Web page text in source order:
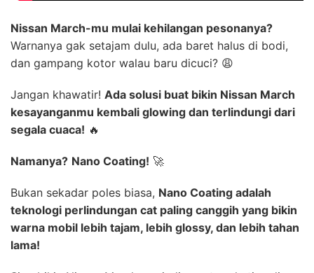
Nissan March-mu mulai kehilangan pesonanya?
Warnanya gak setajam dulu, ada baret halus di bodi,
dan gampang kotor walau baru dicuci? 😩
Jangan khawatir! Ada solusi buat bikin Nissan March
kesayanganmu kembali glowing dan terlindungi dari
segala cuaca! 🔥
Namanya? Nano Coating! 🚀
Bukan sekadar poles biasa, Nano Coating adalah
teknologi perlindungan cat paling canggih yang bikin
warna mobil lebih tajam, lebih glossy, dan lebih tahan
lama!